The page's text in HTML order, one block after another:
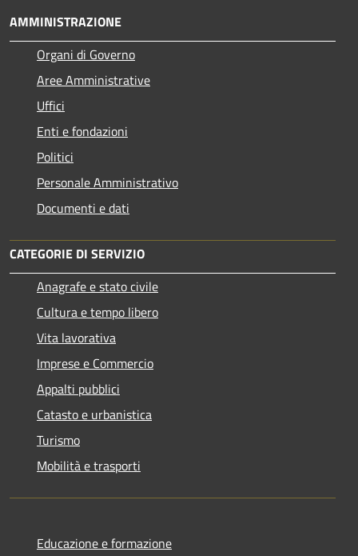
AMMINISTRAZIONE
Organi di Governo
Aree Amministrative
Uffici
Enti e fondazioni
Politici
Personale Amministrativo
Documenti e dati
CATEGORIE DI SERVIZIO
Anagrafe e stato civile
Cultura e tempo libero
Vita lavorativa
Imprese e Commercio
Appalti pubblici
Catasto e urbanistica
Turismo
Mobilità e trasporti
Educazione e formazione